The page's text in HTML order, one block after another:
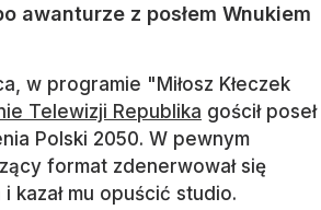
awanturze z posłem Wnukiem
w programie "Miłosz Kłeczek
Telewizji Republika gościł poseł
Polski 2050. W pewnym
format zdenerwował się
kazał mu opuścić studio.